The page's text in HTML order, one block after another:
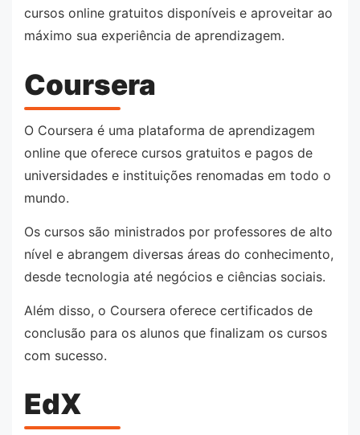
cursos online gratuitos disponíveis e aproveitar ao
máximo sua experiência de aprendizagem.
Coursera
O Coursera é uma plataforma de aprendizagem
online que oferece cursos gratuitos e pagos de
universidades e instituições renomadas em todo o
mundo.
Os cursos são ministrados por professores de alto
nível e abrangem diversas áreas do conhecimento,
desde tecnologia até negócios e ciências sociais.
Além disso, o Coursera oferece certificados de
conclusão para os alunos que finalizam os cursos
com sucesso.
EdX